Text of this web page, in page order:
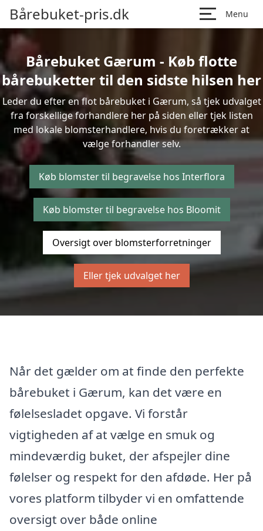
Bårebuket-pris.dk Menu
Bårebuket Gærum - Køb flotte
bårebuketter til den sidste hilsen her
Leder du efter en flot bårebuket i Gærum, så tjek udvalget
fra forskellige forhandlere her på siden eller tjek listen
med lokale blomsterhandlere, hvis du foretrækker at
vælge forhandler selv.
Køb blomster til begravelse hos Interflora
Køb blomster til begravelse hos Bloomit
Oversigt over blomsterforretninger
Eller tjek udvalget her
Når det gælder om at finde den perfekte
bårebuket i Gærum, kan det være en
følelsesladet opgave. Vi forstår
vigtigheden af at vælge en smuk og
mindeværdig buket, der afspejler dine
følelser og respekt for den afdøde. Her på
vores platform tilbyder vi en omfattende
oversigt over både online